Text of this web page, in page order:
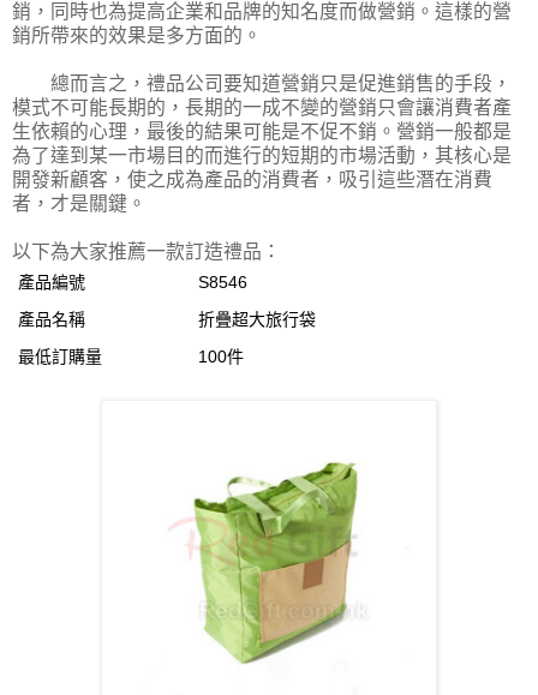
銷，同時也為提高企業和品牌的知名度而做營銷。這樣的營
銷所帶來的效果是多方面的。
總而言之，禮品公司要知道營銷只是促進銷售的手段，
模式不可能長期的，長期的一成不變的營銷只會讓消費者產
生依賴的心理，最後的結果可能是不促不銷。營銷一般都是
為了達到某一市場目的而進行的短期的市場活動，其核心是
開發新顧客，使之成為產品的消費者，吸引這些潛在消費
者，才是關鍵。
以下為大家推薦一款訂造禮品：
產品編號
S8546
產品名稱
折疊超大旅行袋
最低訂購量
100件